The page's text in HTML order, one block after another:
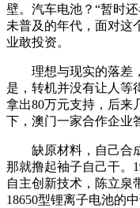
壁。汽车电池？“暂时
未普及的年代，面对这
业敢投资。
理想与现实的落差
是，转机并没有让人等
拿出80万元支持，后来
下，澳门一家合作企业
缺原材料，自己合
那就撸起袖子自己干。
自主创新技术，陈立泉
18650型锂离子电池的